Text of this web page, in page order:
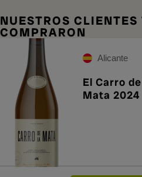
NUESTROS
COMPRARON
Alicante
El Carro
Mata 2024